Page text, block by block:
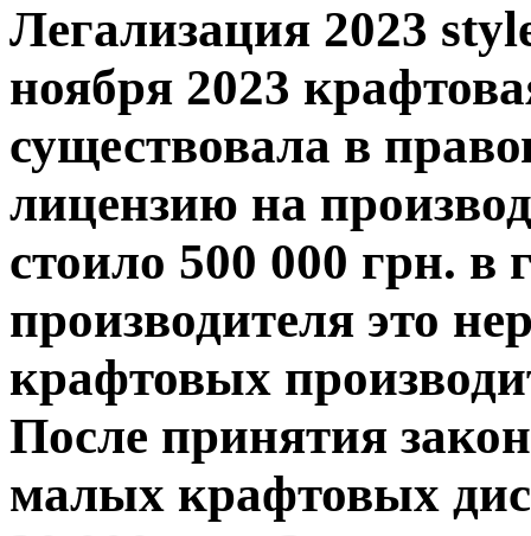
Легализация 2023
ноября 2023
существовала в
лицензию на
стоило 500 000 грн.
производителя это
крафтовых
После принятия
малых крафтовых